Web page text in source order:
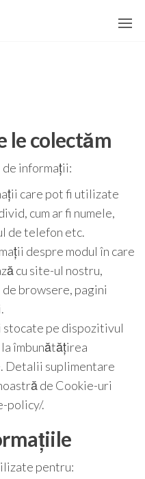
le colectăm
informații:
care pot fi utilizate
cum ar fi numele,
de telefon etc.
despre modul în care
cu site-ul nostru,
browsere, pagini
stocate pe dispozitivul
îmbunătățirea
Detalii suplimentare
de Cookie-uri
policy/.
pentru: